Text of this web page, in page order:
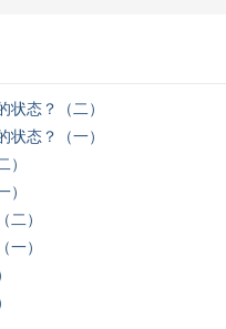
态？（二）
态？（一）
二）
一）